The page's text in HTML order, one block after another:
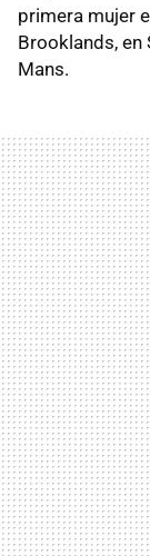
primera mujer
Brooklands, en
Mans.